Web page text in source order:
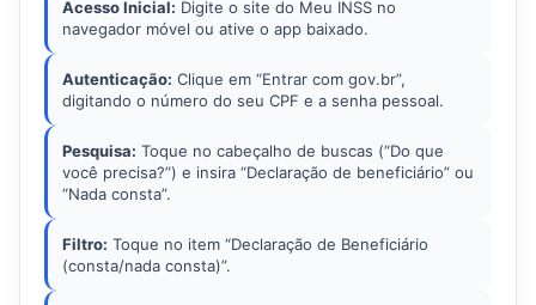
Acesso Inicial: Digite o site do Meu INSS no
navegador móvel ou ative o app baixado.
Autenticação: Clique em “Entrar com gov.br”,
digitando o número do seu CPF e a senha pessoal.
Pesquisa: Toque no cabeçalho de buscas (“Do que
você precisa?”) e insira “Declaração de beneficiário” ou
“Nada consta”.
Filtro: Toque no item “Declaração de Beneficiário
(consta/nada consta)”.